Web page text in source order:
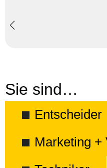
Sie sind…
Entscheider
Marketing +